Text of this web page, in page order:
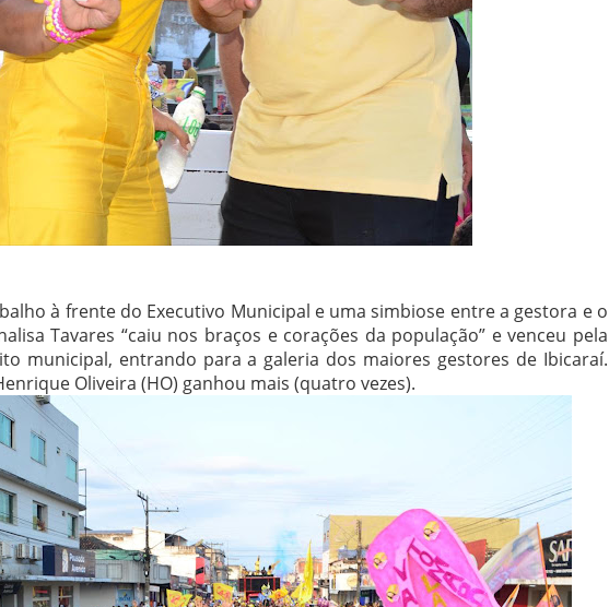
à frente do Executivo Municipal e uma simbiose entre a gestora e o
Tavares “caiu nos braços e corações da população” e venceu pela
municipal, entrando para a galeria dos maiores gestores de Ibicaraí.
Oliveira (HO) ganhou mais (quatro vezes).